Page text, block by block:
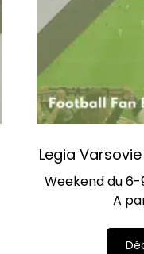
Legia
Weekend du 6-
A